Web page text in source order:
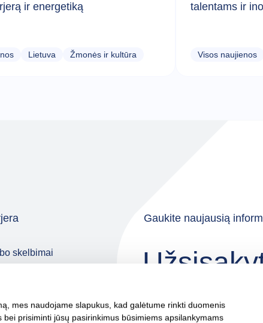
mes naudojame slapukus, kad galėtume rinkti duomenis
prisiminti jūsų pasirinkimus būsimiems apsilankymams
ir energetiką
Lietuva Žmonės ir kultūra
talentams ir
Visos naujienos
skelbimai
ir naudos
Gaukite naujausią